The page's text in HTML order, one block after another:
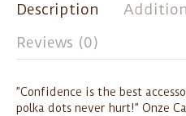
Description
Reviews (0)
”Confidence is the best
polka dots never hurt!” Onze